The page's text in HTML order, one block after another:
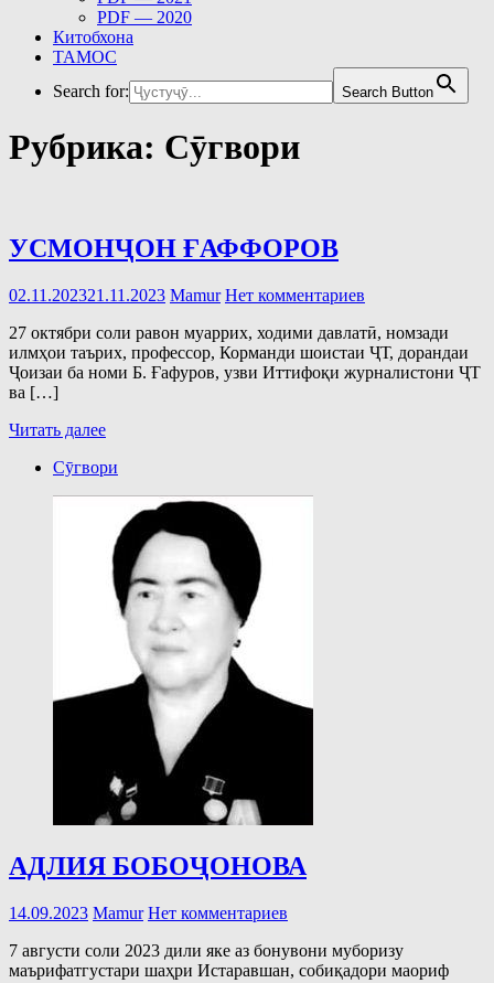
PDF — 2020
Китобхона
ТАМОС
Search for:
Search Button
Рубрика: Сӯгвори
УСМОНҶОН ҒАФФОРОВ
02.11.202321.11.2023 Mamur Нет комментариев
27 октябри соли равон муаррих, ходими давлатӣ, номзади
илмҳои таърих, профессор, Корманди шоистаи ҶТ, дорандаи
Ҷоизаи ба номи Б. Ғафуров, узви Иттифоқи журналистони ҶТ
ва […]
Читать далее
Сӯгвори
AДЛИЯ БОБОҶОНОВА
14.09.2023 Mamur Нет комментариев
7 августи соли 2023 дили яке аз бонувони муборизу
маърифатгустари шаҳри Истаравшан, собиқадори маориф